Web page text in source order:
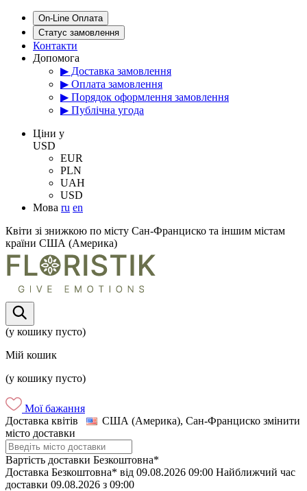
On-Line Оплата
Статус замовлення
Контакти
Допомога
▶ Доставка замовлення
▶ Оплата замовлення
▶ Порядок оформлення замовлення
▶ Публічна угода
Цiни у
USD
EUR
PLN
UAH
USD
Мова ru en
Квіти зі знижкою по місту Сан-Франциско та іншим містам
країни США (Америка)
(у кошику пусто)
Мій кошик
(у кошику пусто)
Мої бажання
Доставка квітів
США (Америка), Сан-Франциско змінити
місто доставки
Вартість доставки Безкоштовна*
Доставка Безкоштовна* від 09.08.2026 09:00 Найближчий час
доставки 09.08.2026 з 09:00